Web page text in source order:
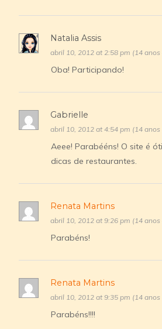
Natalia Assis
abril 10, 2012 at 2:58 pm (14 anos
Oba! Participando!
Gabrielle
abril 10, 2012 at 4:54 pm (14 anos
Aeee! Parabééns! O site é
dicas de restaurantes.
Renata Martins
abril 10, 2012 at 9:26 pm (14 anos
Parabéns!
Renata Martins
abril 10, 2012 at 9:35 pm (14 anos
Parabéns!!!!